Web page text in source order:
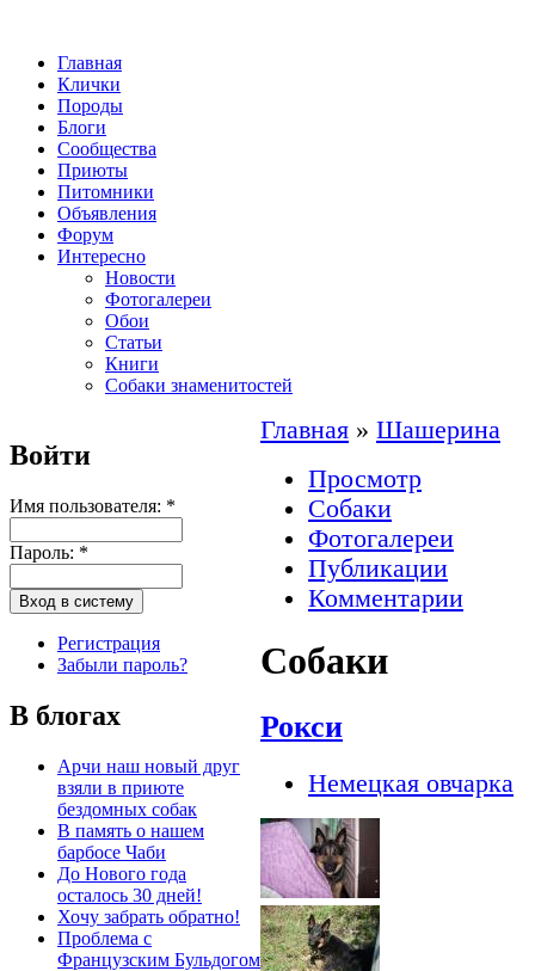
Главная
Клички
Породы
Блоги
Сообщества
Приюты
Питомники
Объявления
Форум
Интересно
Новости
Фотогалереи
Обои
Статьи
Книги
Собаки знаменитостей
Войти
Имя пользователя: *
Пароль: *
Регистрация
Забыли пароль?
В блогах
Арчи наш новый друг
взяли в приюте
бездомных собак
В память о нашем
барбосе Чаби
До Нового года
осталось 30 дней!
Хочу забрать обратно!
Проблема с
Французским Бульдогом
Главная » Шашерина
Просмотр
Собаки
Фотогалереи
Публикации
Комментарии
Собаки
Рокси
Немецкая овчарка